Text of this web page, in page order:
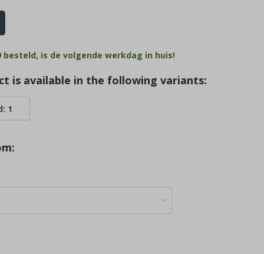
besteld, is de volgende werkdag in huis!
is available in the following variants:
1